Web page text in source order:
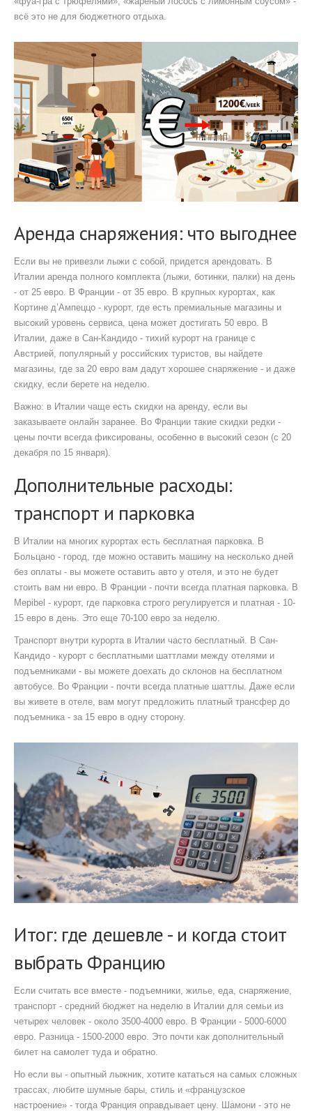
всё это не для бюджетного отдыха.
Аренда снаряжения: что выгоднее
Если вы не привезли лыжи с собой, придется арендовать. В
Италии аренда полного комплекта (лыжи, ботинки, палки) на день
- от 25 евро. В Франции - от 35 евро. В крупных курортах, как
Кортине д’Ампеццо - курорт, где есть премиальные магазины и
высокий уровень сервиса, цена может достигать 50 евро. В
Италии, даже в Сан-Кандидо - тихий курорт на границе с
Австрией, популярный у российских туристов, вы найдете
магазины, где за 20 евро вам дадут хорошее снаряжение - и даже
скидку, если берете на неделю.
Важно: в Италии чаще есть скидки на аренду, если вы
заказываете онлайн заранее. Во Франции такие скидки редки -
цены почти всегда фиксированы, особенно в высокий сезон (с 20
декабря по 15 января).
Дополнительные расходы:
транспорт и парковка
В Италии на многих курортах есть бесплатная парковка. В
Больцано - город, где можно оставить машину на несколько дней
без оплаты - вы можете оставить авто у отеля, и это не будет
стоить вам ни евро. В Франции - почти всегда платная парковка. В
Мерibel - курорт, где парковка строго регулируется и платная - 10-
15 евро в день. Это еще 70-100 евро за неделю.
Транспорт внутри курорта в Италии часто бесплатный. В Сан-
Кандидо - курорт с бесплатными шаттлами между отелями и
подъемниками - вы можете доехать до склонов на бесплатном
автобусе. Во Франции - почти всегда платные шаттлы. Даже если
вы живете в отеле, вам могут предложить платный трансфер до
подъемника - за 15 евро в одну сторону.
Итог: где дешевле - и когда стоит
выбрать Францию
Если считать все вместе - подъемники, жилье, еда, снаряжение,
транспорт - средний бюджет на неделю в Италии для семьи из
четырех человек - около 3500-4000 евро. В Франции - 5000-6000
евро. Разница - 1500-2000 евро. Это почти как дополнительный
билет на самолет туда и обратно.
Но если вы - опытный лыжник, хотите кататься на самых сложных
трассах, любите шумные бары, стиль и «французское
настроение» - тогда Франция оправдывает цену. Шамони - это не